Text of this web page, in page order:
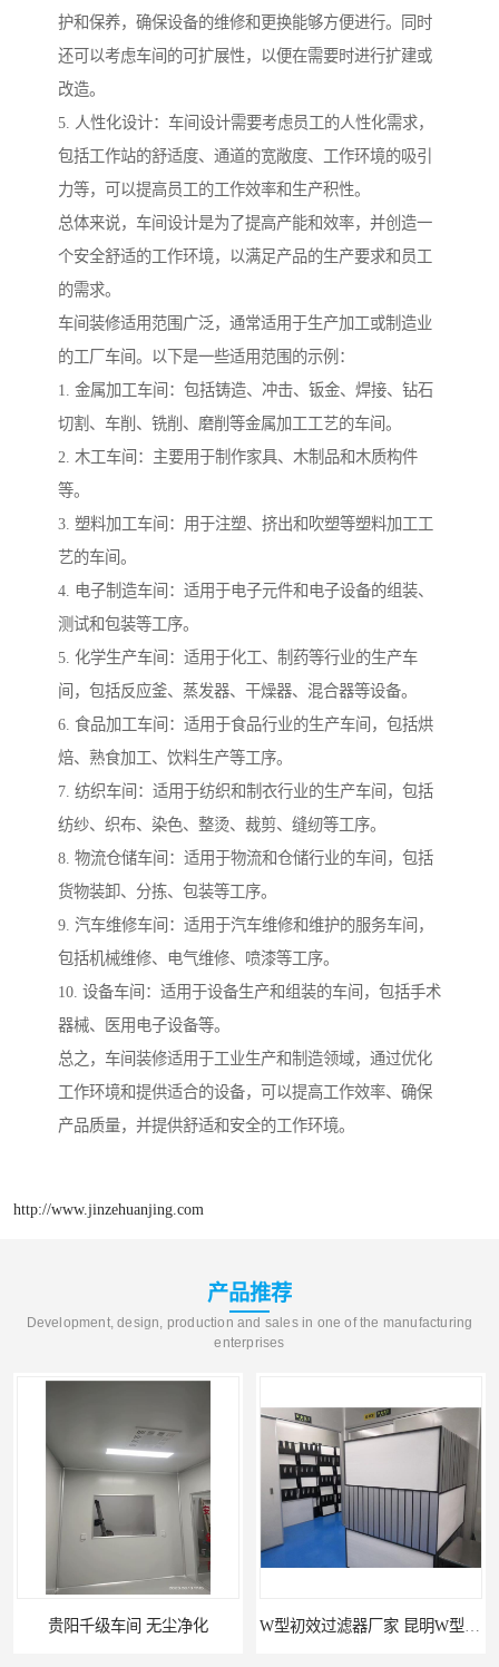
护和保养，确保设备的维修和更换能够方便进行。同时
还可以考虑车间的可扩展性，以便在需要时进行扩建或
改造。
5. 人性化设计：车间设计需要考虑员工的人性化需求，
包括工作站的舒适度、通道的宽敞度、工作环境的吸引
力等，可以提高员工的工作效率和生产积性。
总体来说，车间设计是为了提高产能和效率，并创造一
个安全舒适的工作环境，以满足产品的生产要求和员工
的需求。
车间装修适用范围广泛，通常适用于生产加工或制造业
的工厂车间。以下是一些适用范围的示例：
1. 金属加工车间：包括铸造、冲击、钣金、焊接、钻石
切割、车削、铣削、磨削等金属加工工艺的车间。
2. 木工车间：主要用于制作家具、木制品和木质构件
等。
3. 塑料加工车间：用于注塑、挤出和吹塑等塑料加工工
艺的车间。
4. 电子制造车间：适用于电子元件和电子设备的组装、
测试和包装等工序。
5. 化学生产车间：适用于化工、制药等行业的生产车
间，包括反应釜、蒸发器、干燥器、混合器等设备。
6. 食品加工车间：适用于食品行业的生产车间，包括烘
焙、熟食加工、饮料生产等工序。
7. 纺织车间：适用于纺织和制衣行业的生产车间，包括
纺纱、织布、染色、整烫、裁剪、缝纫等工序。
8. 物流仓储车间：适用于物流和仓储行业的车间，包括
货物装卸、分拣、包装等工序。
9. 汽车维修车间：适用于汽车维修和维护的服务车间，
包括机械维修、电气维修、喷漆等工序。
10. 设备车间：适用于设备生产和组装的车间，包括手术
器械、医用电子设备等。
总之，车间装修适用于工业生产和制造领域，通过优化
工作环境和提供适合的设备，可以提高工作效率、确保
产品质量，并提供舒适和安全的工作环境。
http://www.jinzehuanjing.com
产品推荐
Development, design, production and sales in one of the manufacturing
enterprises
W型初效过滤器厂家 昆明W型初效过滤器厂 金泽